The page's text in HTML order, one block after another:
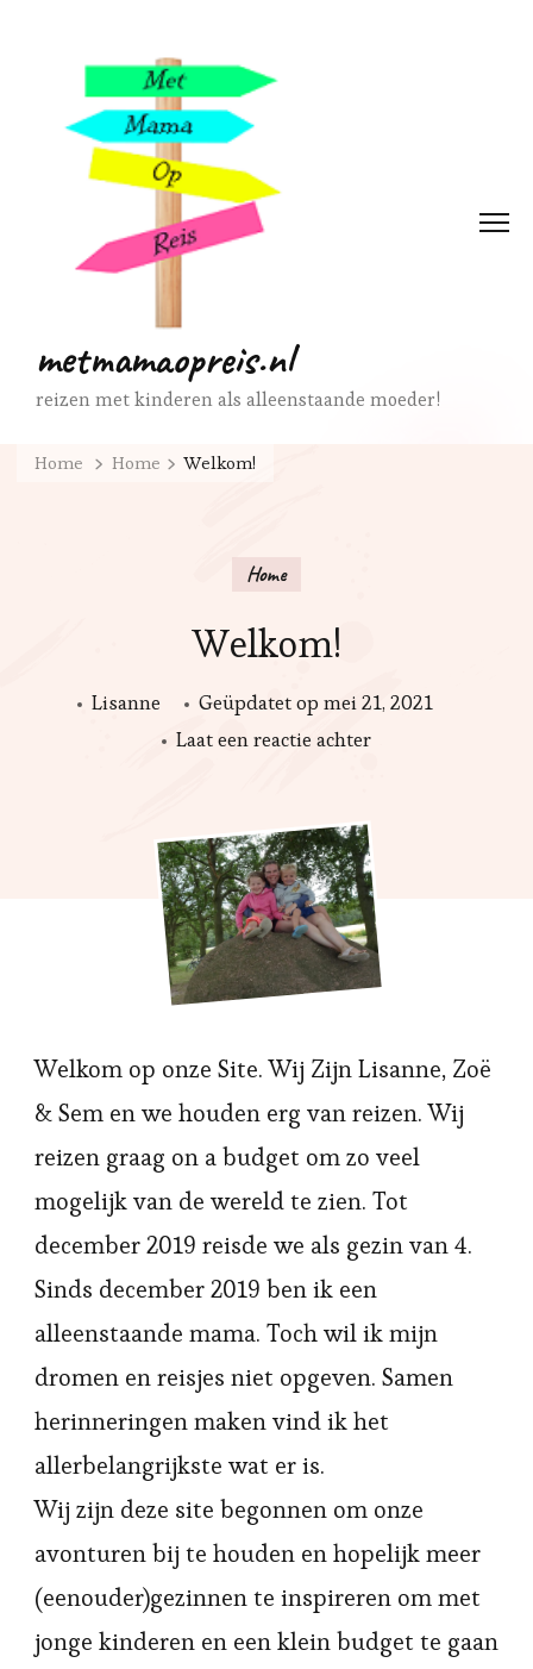
metmamaopreis.nl
reizen met kinderen als alleenstaande moeder!
Home Home Welkom!
Home
Welkom!
Lisanne Geüpdatet op mei 21, 2021
Laat een reactie achterop
Welkom op onze Site. Wij Zijn Lisanne, Zoë
& Sem en we houden erg van reizen. Wij
reizen graag on a budget om zo veel
mogelijk van de wereld te zien. Tot
december 2019 reisde we als gezin van 4.
Sinds december 2019 ben ik een
alleenstaande mama. Toch wil ik mijn
dromen en reisjes niet opgeven. Samen
herinneringen maken vind ik het
allerbelangrijkste wat er is.
Wij zijn deze site begonnen om onze
avonturen bij te houden en hopelijk meer
(eenouder)gezinnen te inspireren om met
jonge kinderen en een klein budget te gaan